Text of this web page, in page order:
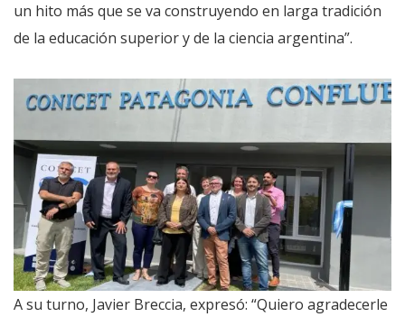
un hito más que se va construyendo en larga tradición
de la educación superior y de la ciencia argentina”.
A su turno, Javier Breccia, expresó: “Quiero agradecerle